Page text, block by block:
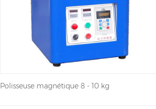
Polisseuse magnétique 8 - 10 kg